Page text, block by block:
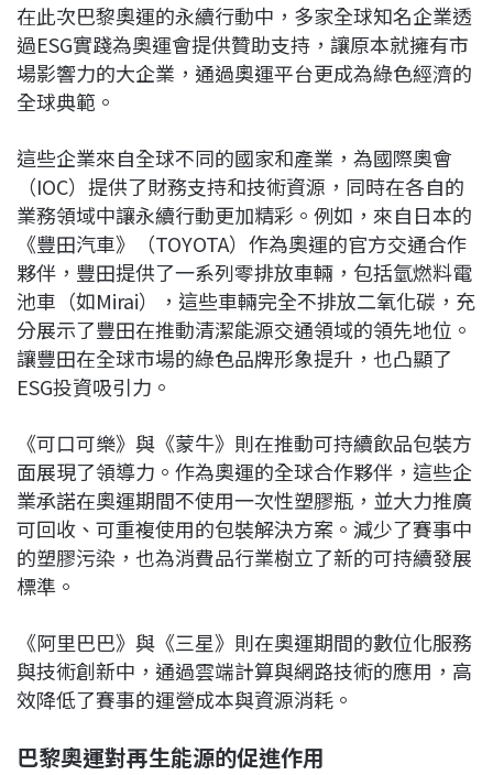
在此次巴黎奧運的永續行動中，多家全球知名企業透
過ESG實踐為奧運會提供贊助支持，讓原本就擁有市
場影響力的大企業，通過奧運平台更成為綠色經濟的
全球典範。
這些企業來自全球不同的國家和產業，為國際奧會
（IOC）提供了財務支持和技術資源，同時在各自的
業務領域中讓永續行動更加精彩。例如，來自日本的
《豐田汽車》（TOYOTA）作為奧運的官方交通合作
夥伴，豐田提供了一系列零排放車輛，包括氫燃料電
池車（如Mirai），這些車輛完全不排放二氧化碳，充
分展示了豐田在推動清潔能源交通領域的領先地位。
讓豐田在全球市場的綠色品牌形象提升，也凸顯了
ESG投資吸引力。
《可口可樂》與《蒙牛》則在推動可持續飲品包裝方
面展現了領導力。作為奧運的全球合作夥伴，這些企
業承諾在奧運期間不使用一次性塑膠瓶，並大力推廣
可回收、可重複使用的包裝解決方案。減少了賽事中
的塑膠污染，也為消費品行業樹立了新的可持續發展
標準。
《阿里巴巴》與《三星》則在奧運期間的數位化服務
與技術創新中，通過雲端計算與網路技術的應用，高
效降低了賽事的運營成本與資源消耗。
巴黎奧運對再生能源的促進作用